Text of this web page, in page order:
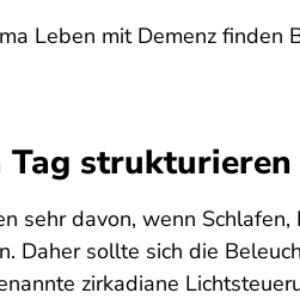
Leben mit Demenz
strukturieren
sehr davon, wenn
Daher sollte sich die
zirkadiane